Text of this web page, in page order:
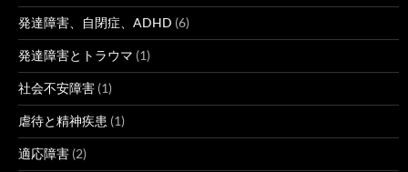
発達障害、自閉症、ADHD (6)
発達障害とトラウマ (1)
社会不安障害 (1)
虐待と精神疾患 (1)
適応障害 (2)